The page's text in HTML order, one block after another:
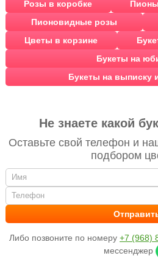
Розы в коробке
Пионы
Пионовидные розы
Цветы в корзине
Букеты на
Букеты на выписку
Не знаете какой
Оставьте свой телефон и
подбором
Либо позвоните по номеру +7 (968)
мессенджер